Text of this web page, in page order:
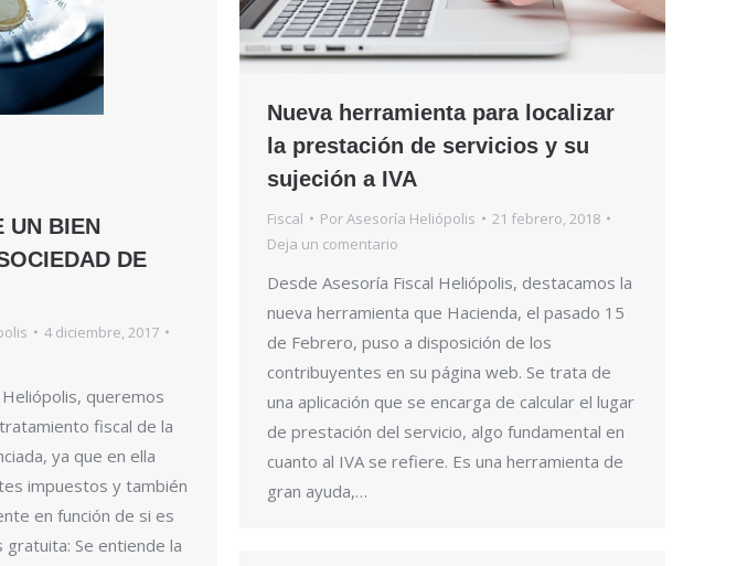
Nueva herramienta para localizar
la prestación de servicios y su
sujeción a IVA
Fiscal PorAsesoría Heliópolis
21 febrero, 2018
Deja un comentario
Desde Asesoría Fiscal Heliópolis, destacamos la
nueva herramienta que Hacienda, el pasado 15
de Febrero, puso a disposición de los
contribuyentes en su página web. Se trata de
una aplicación que se encarga de calcular el lugar
de prestación del servicio, algo fundamental en
cuanto al IVA se refiere. Es una herramienta de
gran ayuda,…
UN BIEN
DE
4 diciembre, 2017
queremos
fiscal de la
ya que en ella
impuestos y también
en función de si es
Se entiende la